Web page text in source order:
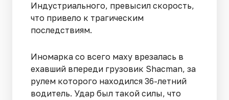
Индустриального, превысил скорость,
что привело к трагическим
последствиям.
Иномарка со всего маху врезалась в
ехавший впереди грузовик Shacman, за
рулем которого находился 36-летний
водитель. Удар был такой силы, что